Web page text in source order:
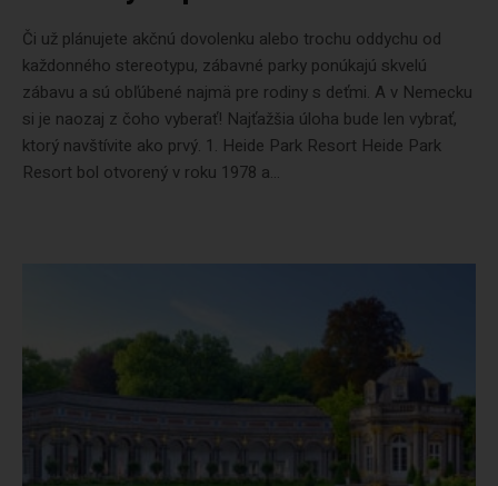
Či už plánujete akčnú dovolenku alebo trochu oddychu od
každonného stereotypu, zábavné parky ponúkajú skvelú
zábavu a sú obľúbené najmä pre rodiny s deťmi. A v Nemecku
si je naozaj z čoho vyberať! Najťažšia úloha bude len vybrať,
ktorý navštívite ako prvý. 1. Heide Park Resort Heide Park
Resort bol otvorený v roku 1978 a...